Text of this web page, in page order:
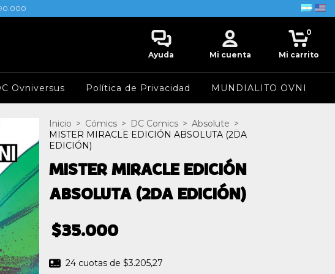
Ayuda Mi cuenta Mi carrito
0
Ovniversus Política de Privacidad MUNDIALITO OVNI
Inicio > Cómics > DC Comics > Absolute >
MISTER MIRACLE EDICIÓN ABSOLUTA (2DA
EDICIÓN)
MISTER MIRACLE EDICIÓN
ABSOLUTA (2DA EDICIÓN)
$35.000
24 cuotas de $3.205,27